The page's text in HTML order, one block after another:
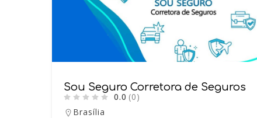
Sou Seguro Corretora de Seguros
0.0 (0)
Brasília